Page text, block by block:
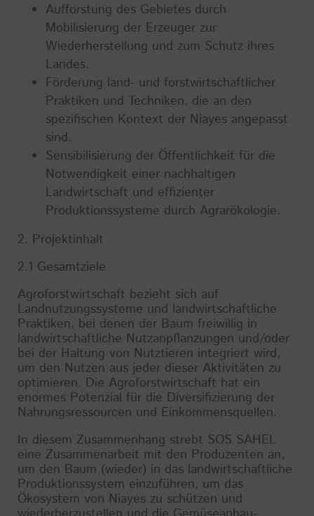
Aufforstung des Gebietes durch
Mobilisierung der Erzeuger zur
Wiederherstellung und zum Schutz ihres
Landes.
Förderung land- und forstwirtschaftlicher
Praktiken und Techniken, die an den
spezifischen Kontext der Niayes angepasst
sind.
Sensibilisierung der Öffentlichkeit für die
Notwendigkeit einer nachhaltigen
Landwirtschaft und effizienter
Produktionssysteme durch Agrarökologie.
2. Projektinhalt
2.1 Gesamtziele
Agroforstwirtschaft bezieht sich auf
Landnutzungssysteme und landwirtschaftliche
Praktiken, bei denen der Baum freiwillig in
landwirtschaftliche Nutzanpflanzungen und/oder
bei der Haltung von Nutztieren integriert wird,
um den Nutzen aus jeder dieser Aktivitäten zu
optimieren. Die Agroforstwirtschaft hat ein
enormes Potenzial für die Diversifizierung der
Nahrungsressourcen und Einkommensquellen.
In diesem Zusammenhang strebt SOS SAHEL
eine Zusammenarbeit mit den Produzenten an,
um den Baum (wieder) in das landwirtschaftliche
Produktionssystem einzuführen, um das
Ökosystem von Niayes zu schützen und